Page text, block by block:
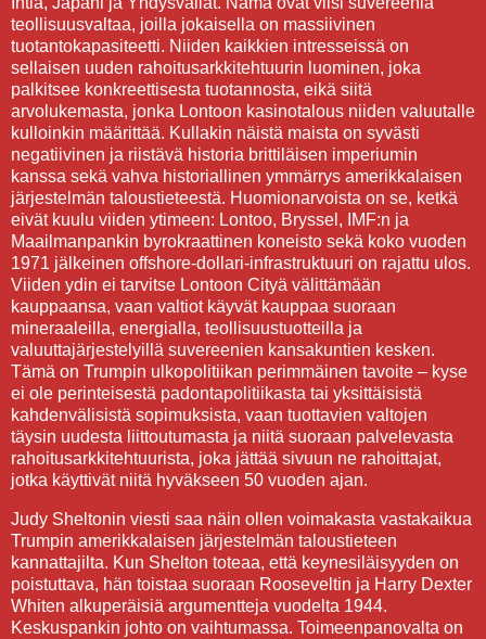
teollisuusvaltaa, joilla jokaisella on massiivinen
tuotantokapasiteetti. Niiden kaikkien intresseissä on
sellaisen uuden rahoitusarkkitehtuurin luominen, joka
palkitsee konkreettisesta tuotannosta, eikä siitä
arvolukemasta, jonka Lontoon kasinotalous niiden valuutalle
kulloinkin määrittää. Kullakin näistä maista on syvästi
negatiivinen ja riistävä historia brittiläisen imperiumin
kanssa sekä vahva historiallinen ymmärrys amerikkalaisen
järjestelmän taloustieteestä. Huomionarvoista on se, ketkä
eivät kuulu viiden ytimeen: Lontoo, Bryssel, IMF:n ja
Maailmanpankin byrokraattinen koneisto sekä koko vuoden
1971 jälkeinen offshore-dollari-infrastruktuuri on rajattu ulos.
Viiden ydin ei tarvitse Lontoon Cityä välittämään
kauppaansa, vaan valtiot käyvät kauppaa suoraan
mineraaleilla, energialla, teollisuustuotteilla ja
valuuttajärjestelyillä suvereenien kansakuntien kesken.
Tämä on Trumpin ulkopolitiikan perimmäinen tavoite – kyse
ei ole perinteisestä padontapolitiikasta tai yksittäisistä
kahdenvälisistä sopimuksista, vaan tuottavien valtojen
täysin uudesta liittoutumasta ja niitä suoraan palvelevasta
rahoitusarkkitehtuurista, joka jättää sivuun ne rahoittajat,
jotka käyttivät niitä hyväkseen 50 vuoden ajan.
Judy Sheltonin viesti saa näin ollen voimakasta vastakaikua
Trumpin amerikkalaisen järjestelmän taloustieteen
kannattajilta. Kun Shelton toteaa, että keynesiläisyyden on
poistuttava, hän toistaa suoraan Rooseveltin ja Harry Dexter
Whiten alkuperäisiä argumentteja vuodelta 1944.
Keskuspankin johto on vaihtumassa. Toimeenpanovalta on